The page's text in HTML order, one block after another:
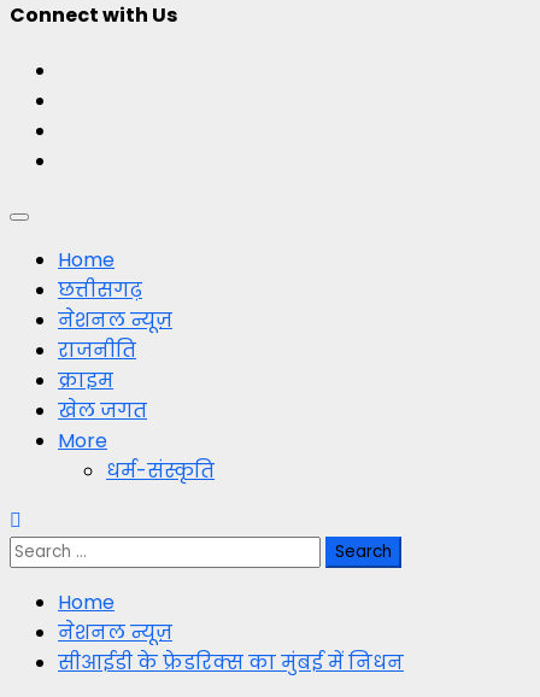
Connect with Us
Primary
MenuHome
छत्तीसगढ़
नेशनल न्यूज़
राजनीति
क्राइम
खेल जगत
More
धर्म-संस्कृति
Search
Home
नेशनल न्यूज़
सीआईडी के फ्रेडरिक्स का मुंबई में निधन